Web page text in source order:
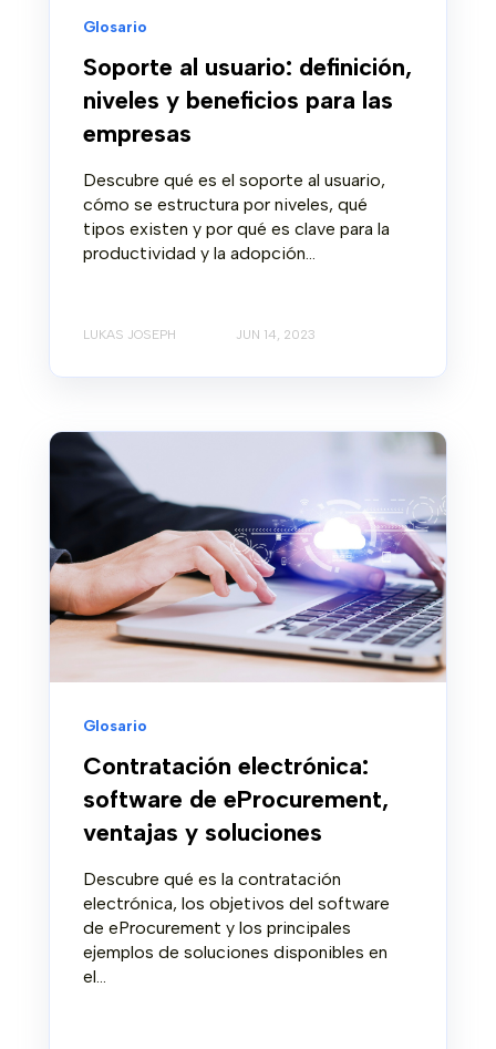
Glosario
Soporte al usuario: definición,
niveles y beneficios para las
empresas
Descubre qué es el soporte al usuario,
cómo se estructura por niveles, qué
tipos existen y por qué es clave para la
productividad y la adopción...
LUKAS JOSEPH JUN 14, 2023
Glosario
Contratación electrónica:
software de eProcurement,
ventajas y soluciones
Descubre qué es la contratación
electrónica, los objetivos del software
de eProcurement y los principales
ejemplos de soluciones disponibles en
el...